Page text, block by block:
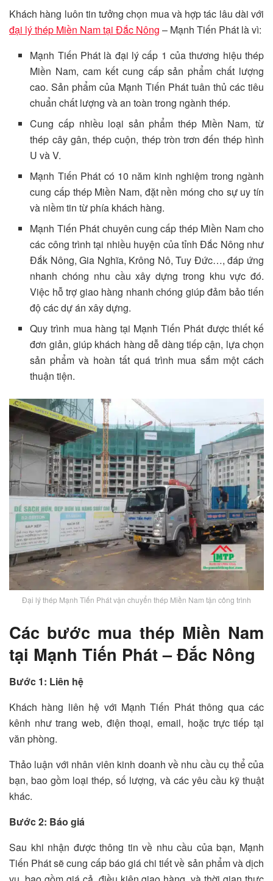
Khách hàng luôn tin tưởng chọn mua và hợp tác lâu dài với
đại lý thép Miền Nam tại Đắc Nông – Mạnh Tiến Phát là vì:
Mạnh Tiến Phát là đại lý cấp 1 của thương hiệu thép
Miền Nam, cam kết cung cấp sản phẩm chất lượng
cao. Sản phẩm của Mạnh Tiến Phát tuân thủ các tiêu
chuẩn chất lượng và an toàn trong ngành thép.
Cung cấp nhiều loại sản phẩm thép Miền Nam, từ
thép cây gân, thép cuộn, thép tròn trơn đến thép hình
U và V.
Mạnh Tiến Phát có 10 năm kinh nghiệm trong ngành
cung cấp thép Miền Nam, đặt nền móng cho sự uy tín
và niềm tin từ phía khách hàng.
Mạnh Tiến Phát chuyên cung cấp thép Miền Nam cho
các công trình tại nhiều huyện của tỉnh Đắc Nông như
Đắk Nông, Gia Nghĩa, Krông Nô, Tuy Đức…, đáp ứng
nhanh chóng nhu cầu xây dựng trong khu vực đó.
Việc hỗ trợ giao hàng nhanh chóng giúp đảm bảo tiến
độ các dự án xây dựng.
Quy trình mua hàng tại Mạnh Tiến Phát được thiết kế
đơn giản, giúp khách hàng dễ dàng tiếp cận, lựa chọn
sản phẩm và hoàn tất quá trình mua sắm một cách
thuận tiện.
Đại lý thép Mạnh Tiến Phát vận chuyển thép Miền Nam tận công trình
Các bước mua thép Miền Nam
tại Mạnh Tiến Phát – Đắc Nông
Bước 1: Liên hệ
Khách hàng liên hệ với Mạnh Tiến Phát thông qua các
kênh như trang web, điện thoại, email, hoặc trực tiếp tại
văn phòng.
Thảo luận với nhân viên kinh doanh về nhu cầu cụ thể của
bạn, bao gồm loại thép, số lượng, và các yêu cầu kỹ thuật
khác.
Bước 2: Báo giá
Sau khi nhận được thông tin về nhu cầu của bạn, Mạnh
Tiến Phát sẽ cung cấp báo giá chi tiết về sản phẩm và dịch